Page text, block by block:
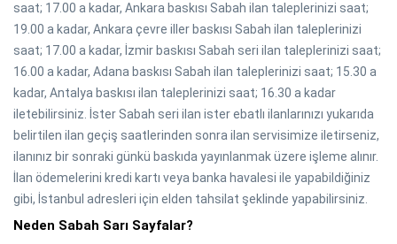
saat; 17.00 a kadar, Ankara baskısı Sabah ilan taleplerinizi saat;
19.00 a kadar, Ankara çevre iller baskısı Sabah ilan taleplerinizi
saat; 17.00 a kadar, İzmir baskısı Sabah seri ilan taleplerinizi saat;
16.00 a kadar, Adana baskısı Sabah ilan taleplerinizi saat; 15.30 a
kadar, Antalya baskısı ilan taleplerinizi saat; 16.30 a kadar
iletebilirsiniz. İster Sabah seri ilan ister ebatlı ilanlarınızı yukarıda
belirtilen ilan geçiş saatlerinden sonra ilan servisimize iletirseniz,
ilanınız bir sonraki günkü baskıda yayınlanmak üzere işleme alınır.
İlan ödemelerini kredi kartı veya banka havalesi ile yapabildiğiniz
gibi, İstanbul adresleri için elden tahsilat şeklinde yapabilirsiniz.
Neden Sabah Sarı Sayfalar?